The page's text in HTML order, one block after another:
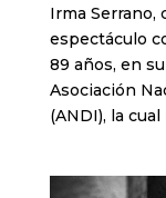
Irma Serrano,
espectáculo
89 años, en
Asociación
(ANDI), la cual